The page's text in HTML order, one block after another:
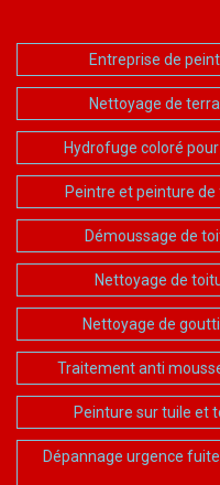
Entreprise de
Nettoyage de
Hydrofuge coloré
Peintre et peinture de
Démoussage de
Nettoyage de
Nettoyage de
Traitement anti
Peinture sur tuile et
Dépannage urgence